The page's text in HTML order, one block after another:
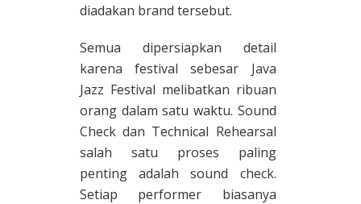
diadakan brand tersebut.
Semua dipersiapkan detail
karena festival sebesar Java
Jazz Festival melibatkan ribuan
orang dalam satu waktu. Sound
Check dan Technical Rehearsal
salah satu proses paling
penting adalah sound check.
Setiap performer biasanya